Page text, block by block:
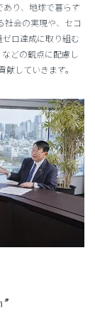
あり、地球で暮らす
社会の実現や、セコ
ゼロ達成に取り組む
どの観点に配慮し
していきます。